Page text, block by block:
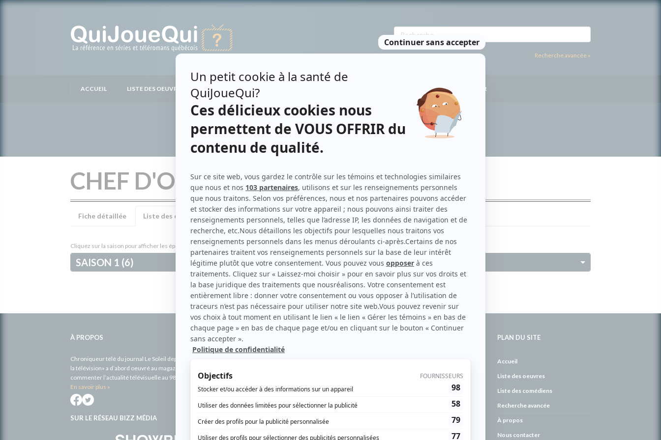
Recherche avancée »
ACCUEIL LISTE DES OEUVRES LISTE DES PERSONNES NOUS CONTACTER
CHEF D'ORCHESTRE
Fiche détaillée Liste des épisodes
Cliquez sur la saison pour afficher les épisodes et leur description.
SAISON 1 (6)
À PROPOS
Chroniqueur télé du journal Le Soleil depuis 2001, Richard Therrien carbure à son petit écran. Celui qu’on surnomme parfois «l’encyclopédie de
la télévision» a d’abord oeuvré au magazine TV Hebdo de 1996 à 2001. Sa spécialité: la télé québécoise. On peut l’entendre régulièrement
commenter l’actualité télévisuelle au 98,5.
En savoir plus »
SUR LE RÉSEAU BIZZ MÉDIA
PLAN DU SITE
Accueil
Liste des oeuvres
Liste des comédiens
Recherche avancée
À propos
Nous contacter